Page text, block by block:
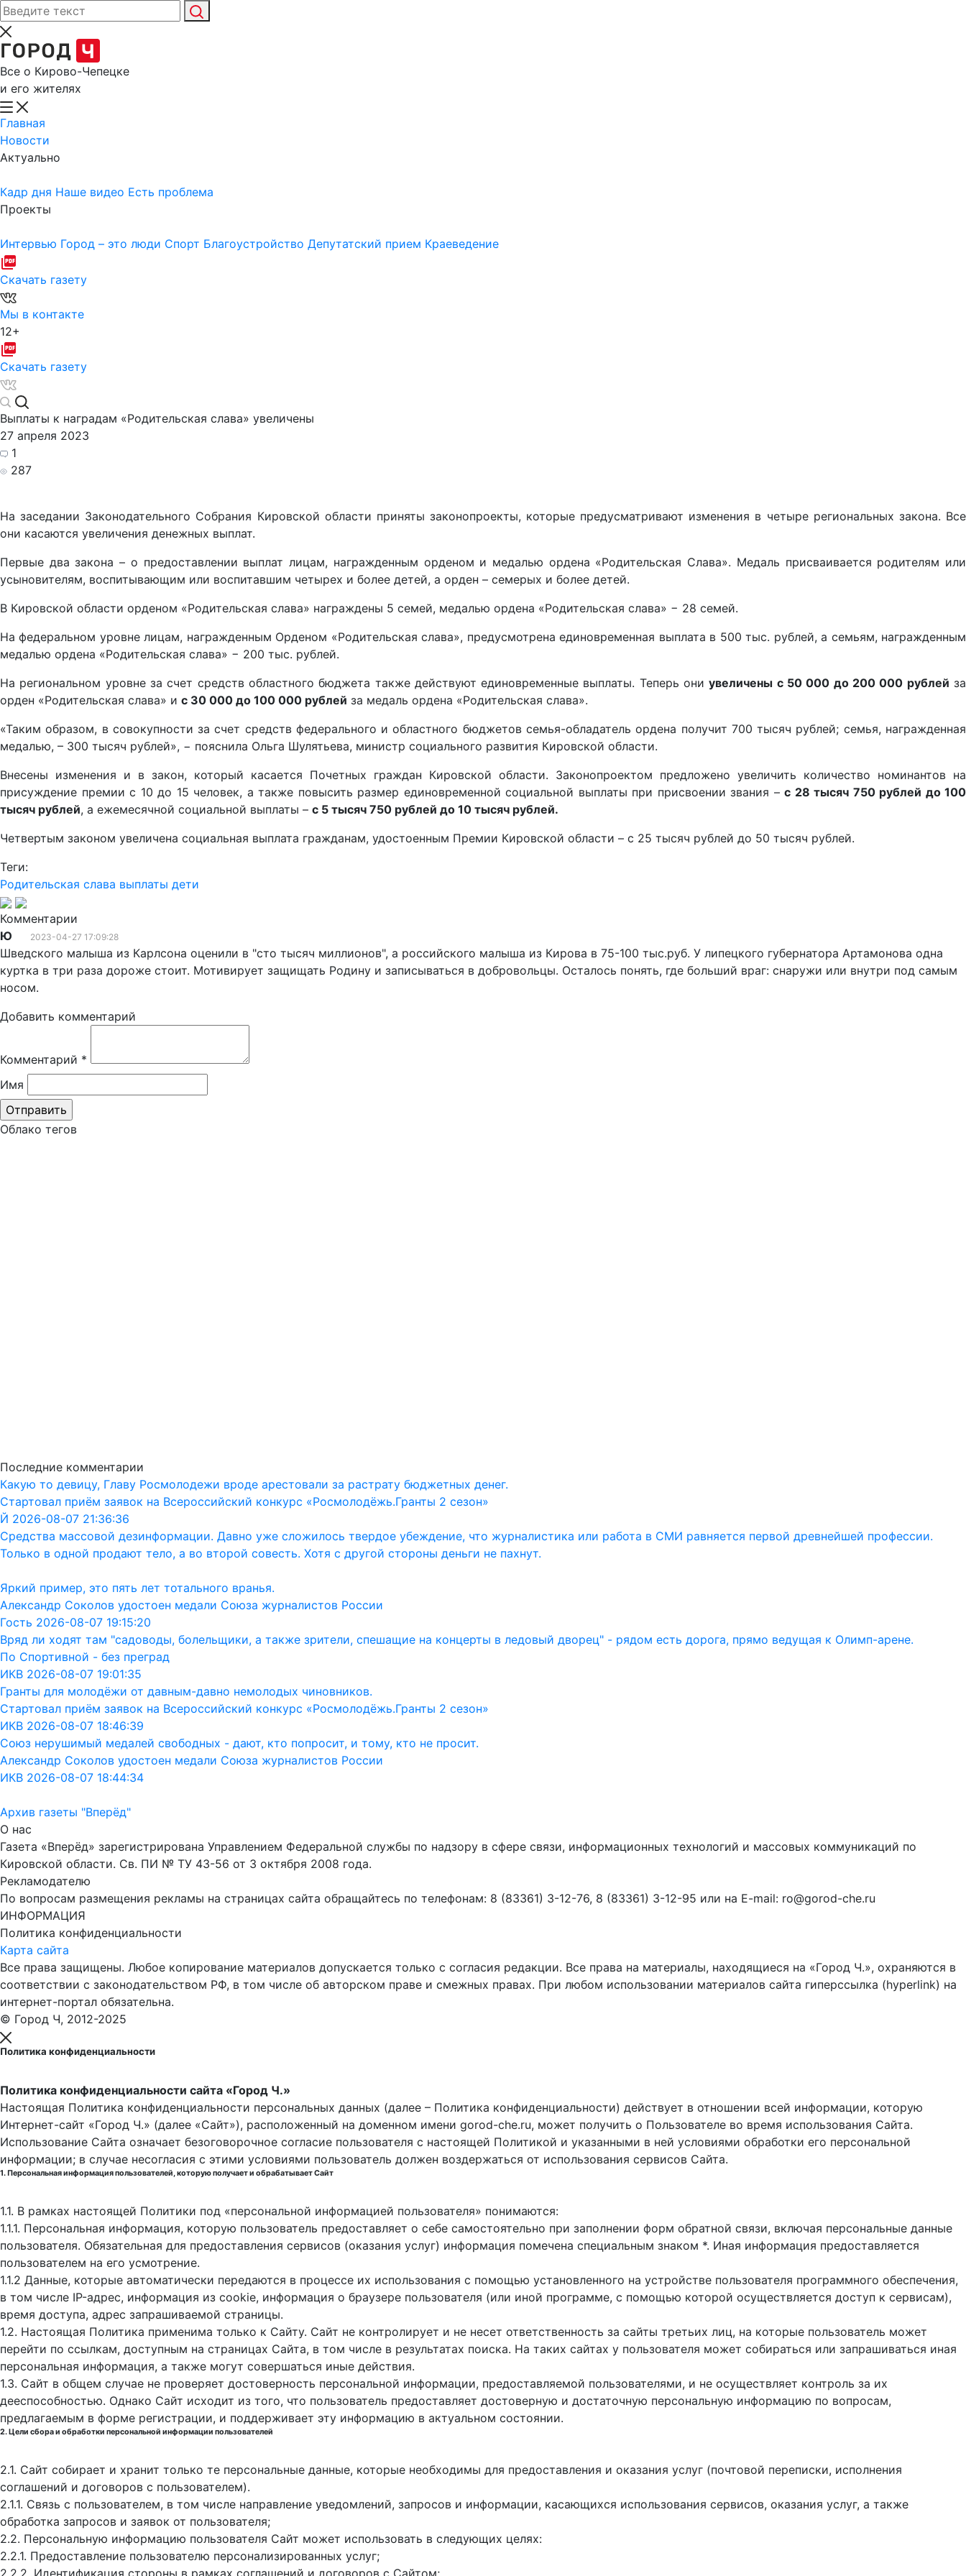
Все о Кирово-Чепецке
и его жителях
Главная
Новости
Актуально
Кадр дня Наше видео Есть проблема
Проекты
Интервью Город – это люди Спорт Благоустройство Депутатский прием Краеведение
Скачать газету
Мы в контакте
12+
Скачать газету
Выплаты к наградам «Родительская слава» увеличены
27 апреля 2023
1
287
На заседании Законодательного Собрания Кировской области приняты законопроекты, которые предусматривают изменения в четыре региональных закона. Все
они касаются увеличения денежных выплат.
Первые два закона – о предоставлении выплат лицам, награжденным орденом и медалью ордена «Родительская Слава». Медаль присваивается родителям или
усыновителям, воспитывающим или воспитавшим четырех и более детей, а орден – семерых и более детей.
В Кировской области орденом «Родительская слава» награждены 5 семей, медалью ордена «Родительская слава» − 28 семей.
На федеральном уровне лицам, награжденным Орденом «Родительская слава», предусмотрена единовременная выплата в 500 тыс. рублей, а семьям, награжденным
медалью ордена «Родительская слава» − 200 тыс. рублей.
На региональном уровне за счет средств областного бюджета также действуют единовременные выплаты. Теперь ониувеличены с 50 000 до 200 000 рублей за
орден «Родительская слава» и с 30 000 до 100 000 рублей за медаль ордена «Родительская слава».
«Таким образом, в совокупности за счет средств федерального и областного бюджетов семья-обладатель ордена получит 700 тысяч рублей; семья, награжденная
медалью, – 300 тысяч рублей», − пояснила Ольга Шулятьева, министр социального развития Кировской области.
Внесены изменения и в закон, который касается Почетных граждан Кировской области. Законопроектом предложено увеличить количество номинантов на
присуждение премии с 10 до 15 человек, а также повысить размер единовременной социальной выплаты при присвоении звания – с 28 тысяч 750 рублей до 100
тысяч рублей, а ежемесячной социальной выплаты – с 5 тысяч 750 рублей до 10 тысяч рублей.
Четвертым законом увеличена социальная выплата гражданам, удостоенным Премии Кировской области – с 25 тысяч рублей до 50 тысяч рублей.
Теги:
Родительская слава выплаты дети
Комментарии
Ю
2023-04-27 17:09:28
Шведского малыша из Карлсона оценили в "сто тысяч миллионов", а российского малыша из Кирова в 75-100 тыс.руб. У липецкого губернатора Артамонова одна
куртка в три раза дороже стоит. Мотивирует защищать Родину и записываться в добровольцы. Осталось понять, где больший враг: снаружи или внутри под самым
носом.
Добавить комментарий
Комментарий *
Имя
Облако тегов
Последние комментарии
Какую то девицу, Главу Росмолодежи вроде арестовали за растрату бюджетных денег.
Стартовал приём заявок на Всероссийский конкурс «Росмолодёжь.Гранты 2 сезон»
Й 2026-08-07 21:36:36
Средства массовой дезинформации. Давно уже сложилось твердое убеждение, что журналистика или работа в СМИ равняется первой древнейшей профессии.
Только в одной продают тело, а во второй совесть. Хотя с другой стороны деньги не пахнут.
Яркий пример, это пять лет тотального вранья.
Александр Соколов удостоен медали Союза журналистов России
Гость 2026-08-07 19:15:20
Вряд ли ходят там "садоводы, болельщики, а также зрители, спешащие на концерты в ледовый дворец" - рядом есть дорога, прямо ведущая к Олимп-арене.
По Спортивной - без преград
ИКВ 2026-08-07 19:01:35
Гранты для молодёжи от давным-давно немолодых чиновников.
Стартовал приём заявок на Всероссийский конкурс «Росмолодёжь.Гранты 2 сезон»
ИКВ 2026-08-07 18:46:39
Союз нерушимый медалей свободных - дают, кто попросит, и тому, кто не просит.
Александр Соколов удостоен медали Союза журналистов России
ИКВ 2026-08-07 18:44:34
Архив газеты "Вперёд"
О нас
Газета «Вперёд» зарегистрирована Управлением Федеральной службы по надзору в сфере связи, информационных технологий и массовых коммуникаций по
Кировской области. Св. ПИ № ТУ 43-56 от 3 октября 2008 года.
Рекламодателю
По вопросам размещения рекламы на страницах сайта обращайтесь по телефонам: 8 (83361) 3-12-76, 8 (83361) 3-12-95 или на E-mail: ro@gorod-che.ru
ИНФОРМАЦИЯ
Политика конфиденциальности
Карта сайта
Все права защищены. Любое копирование материалов допускается только с согласия редакции. Все права на материалы, находящиеся на «Город Ч.», охраняются в
соответствии с законодательством РФ, в том числе об авторском праве и смежных правах. При любом использовании материалов сайта гиперссылка (hyperlink) на
интернет-портал обязательна.
© Город Ч, 2012-2025
Политика конфиденциальности
Политика конфиденциальности сайта «Город Ч.»
Настоящая Политика конфиденциальности персональных данных (далее – Политика конфиденциальности) действует в отношении всей информации, которую
Интернет-сайт «Город Ч.» (далее «Сайт»), расположенный на доменном имени gorod-che.ru, может получить о Пользователе во время использования Cайта.
Использование Сайта означает безоговорочное согласие пользователя с настоящей Политикой и указанными в ней условиями обработки его персональной
информации; в случае несогласия с этими условиями пользователь должен воздержаться от использования сервисов Сайта.
1. Персональная информация пользователей, которую получает и обрабатывает Сайт
1.1. В рамках настоящей Политики под «персональной информацией пользователя» понимаются:
1.1.1. Персональная информация, которую пользователь предоставляет о себе самостоятельно при заполнении форм обратной связи, включая персональные данные
пользователя. Обязательная для предоставления сервисов (оказания услуг) информация помечена специальным знаком *. Иная информация предоставляется
пользователем на его усмотрение.
1.1.2 Данные, которые автоматически передаются в процессе их использования с помощью установленного на устройстве пользователя программного обеспечения,
в том числе IP-адрес, информация из cookie, информация о браузере пользователя (или иной программе, с помощью которой осуществляется доступ к cервисам),
время доступа, адрес запрашиваемой страницы.
1.2. Настоящая Политика применима только к Сайту. Сайт не контролирует и не несет ответственность за сайты третьих лиц, на которые пользователь может
перейти по ссылкам, доступным на страницах Сайта, в том числе в результатах поиска. На таких сайтах у пользователя может собираться или запрашиваться иная
персональная информация, а также могут совершаться иные действия.
1.3. Сайт в общем случае не проверяет достоверность персональной информации, предоставляемой пользователями, и не осуществляет контроль за их
дееспособностью. Однако Сайт исходит из того, что пользователь предоставляет достоверную и достаточную персональную информацию по вопросам,
предлагаемым в форме регистрации, и поддерживает эту информацию в актуальном состоянии.
2. Цели сбора и обработки персональной информации пользователей
2.1. Сайт собирает и хранит только те персональные данные, которые необходимы для предоставления и оказания услуг (почтовой переписки, исполнения
соглашений и договоров с пользователем).
2.1.1. Связь с пользователем, в том числе направление уведомлений, запросов и информации, касающихся использования сервисов, оказания услуг, а также
обработка запросов и заявок от пользователя;
2.2. Персональную информацию пользователя Сайт может использовать в следующих целях:
2.2.1. Предоставление пользователю персонализированных услуг;